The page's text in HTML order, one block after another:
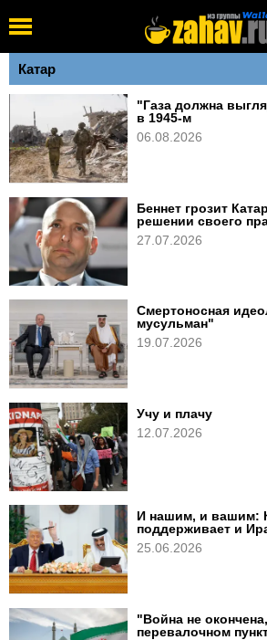
Катар
"Газа должна
в 1945-м
06.08.2026
Беннет грозит
решении своего
27.07.2026
Смертоносная
мусульман"
19.07.2026
Учу и плачу
12.07.2026
И нашим, и вашим:
поддерживает и
25.06.2026
"Война не
перевалочном